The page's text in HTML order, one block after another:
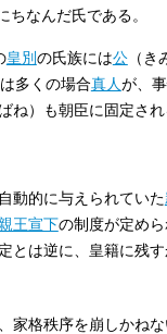
ちなんだ氏である。
皇別の氏族には公（き
多くの場合真人が、
）も朝臣に固定され
動的に与えられていた
王宣下の制度が定め
とは逆に、皇籍に残
家格秩序を崩しかね